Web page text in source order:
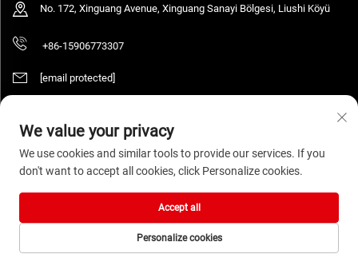
No. 172, Xinguang Avenue, Xinguang Sanayi Bölgesi, Liushi Köyü
+86-15906773307
[email protected]
Telif Hakkı © 2026 WENZHOU DAQUAN ELECTRIC CO.,LTD Tüm hakları saklıdır.
Gizlilik Politikası
We value your privacy
We use cookies and similar tools to provide our services. If you
don't want to accept all cookies, click Personalize cookies.
Personalize cookies
Accept all